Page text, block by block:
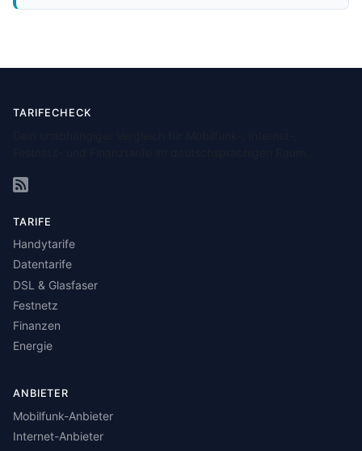
TARIFECHECK
TARIFE
Handytarife
Datentarife
DSL & Glasfaser
Festnetz
Finanzen
Energie
ANBIETER
Mobilfunk-Anbieter
Internet-Anbieter